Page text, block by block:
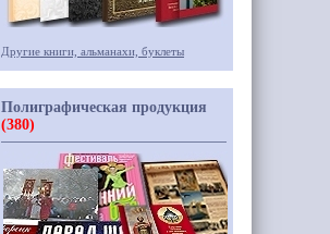
Другие книги, альманахи, буклеты
Полиграфическая продукция
(380)